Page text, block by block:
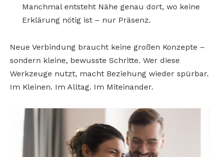
Manchmal entsteht Nähe genau dort, wo keine
Erklärung nötig ist – nur Präsenz.
Neue Verbindung braucht keine großen Konzepte –
sondern kleine, bewusste Schritte. Wer diese
Werkzeuge nutzt, macht Beziehung wieder spürbar.
Im Kleinen. Im Alltag. Im Miteinander.